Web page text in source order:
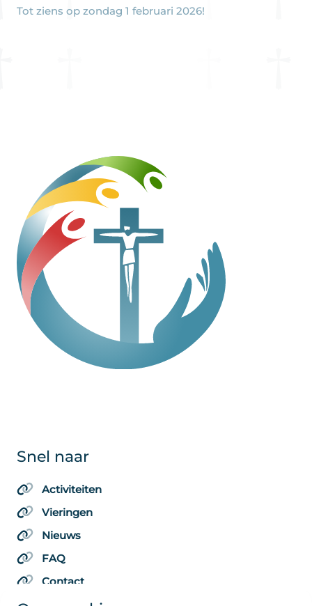
Tot ziens op zondag 1 februari 2026!
Snel naar
Activiteiten
Vieringen
Nieuws
FAQ
Contact